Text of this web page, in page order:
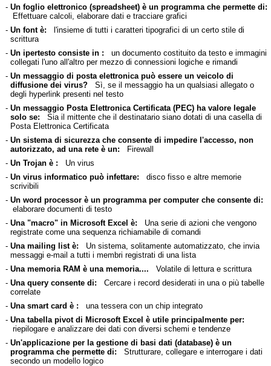
- Un foglio elettronico (spreadsheet) è un programma che permette di:
Effettuare calcoli, elaborare dati e tracciare grafici
- Un font è: l'insieme di tutti i caratteri tipografici di un certo stile di
scrittura
- Un ipertesto consiste in : un documento costituito da testo e immagini
collegati l'uno all'altro per mezzo di connessioni logiche e rimandi
- Un messaggio di posta elettronica può essere un veicolo di
diffusione dei virus?Sì, se il messaggio ha un qualsiasi allegato o
degli hyperlink presenti nel testo
- Un messaggio Posta Elettronica Certificata (PEC) ha valore legale
solo se: Sia il mittente che il destinatario siano dotati di una casella di
Posta Elettronica Certificata
- Un sistema di sicurezza che consente di impedire l'accesso, non
autorizzato, ad una rete è un: Firewall
- Un Trojan è : Un virus
- Un virus informatico può infettare: disco fisso e altre memorie
scrivibili
- Un word processor è un programma per computer che consente di:
elaborare documenti di testo
- Una "macro" in Microsoft Excel è: Una serie di azioni che vengono
registrate come una sequenza richiamabile di comandi
- Una mailing list è: Un sistema, solitamente automatizzato, che invia
messaggi e-mail a tutti i membri registrati di una lista
- Una memoria RAM è una memoria.... Volatile di lettura e scrittura
- Una query consente di: Cercare i record desiderati in una o più tabelle
correlate
- Una smart card è : una tessera con un chip integrato
- Una tabella pivot di Microsoft Excel è utile principalmente per:
riepilogare e analizzare dei dati con diversi schemi e tendenze
- Un'applicazione per la gestione di basi dati (database) è un
programma che permette di: Strutturare, collegare e interrogare i dati
secondo un modello logico